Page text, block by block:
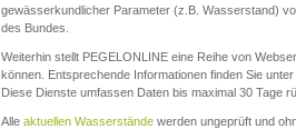
gewässerkundlicher Parameter (z.B. Wasserstand)
des Bundes.
Weiterhin stellt PEGELONLINE eine Reihe von
können. Entsprechende Informationen finden Sie unter
Diese Dienste umfassen Daten bis maximal 30 Tage
Alle aktuellen Wasserstände werden ungeprüft und